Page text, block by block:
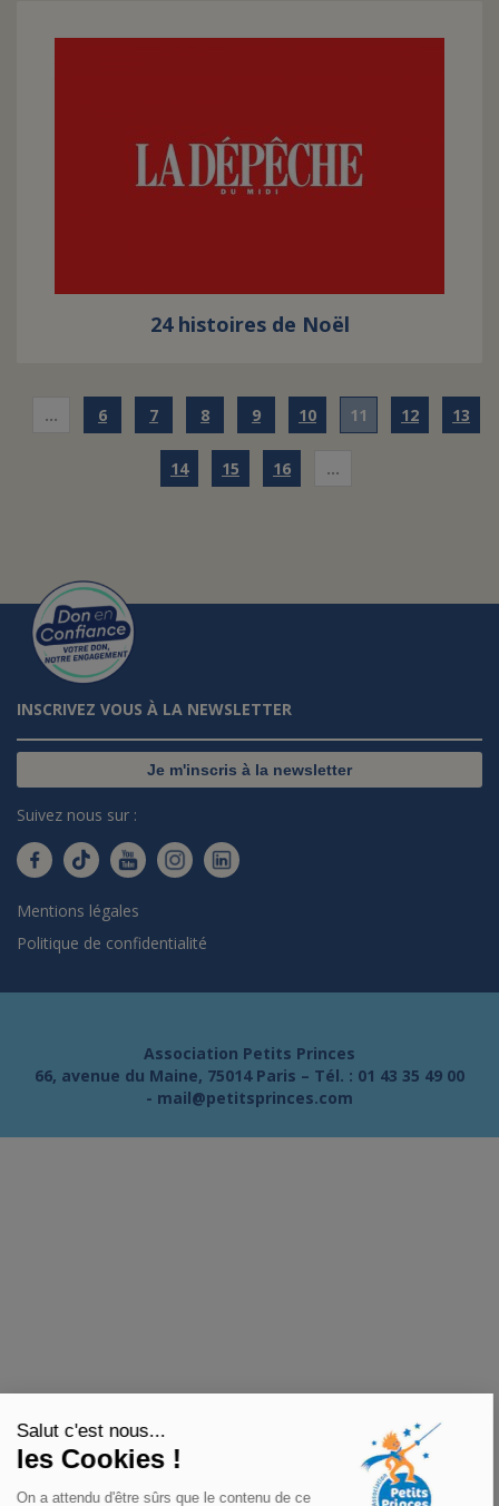
Salut c'est nous...
les Cookies !
On a attendu d'être sûrs que le contenu de ce
24 histoires de Noël
… 6 7 8 9 10 11 12 13
14 15 16 …
INSCRIVEZ VOUS À LA NEWSLETTER
Je m'inscris à la newsletter
Suivez nous sur :
Mentions légales
Politique de confidentialité
Association Petits Princes
66, avenue du Maine, 75014 Paris – Tél. : 01 43 35 49 00
- mail@petitsprinces.com